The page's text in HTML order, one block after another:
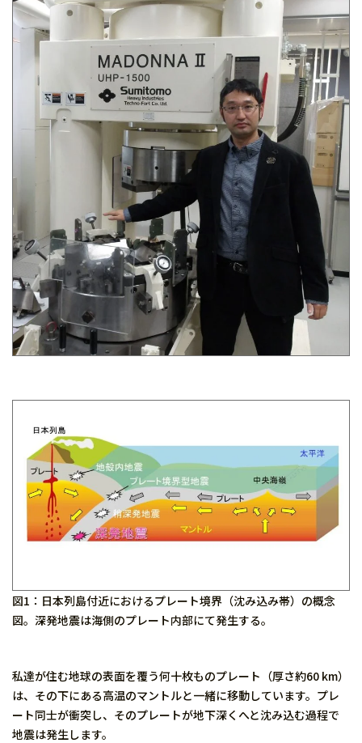
図1：日本列島付近におけるプレート境界（沈み込み帯）の概念
図。深発地震は海側のプレート内部にて発生する。
私達が住む地球の表面を覆う何十枚ものプレート（厚さ約60 km）
は、その下にある高温のマントルと一緒に移動しています。プレ
ート同士が衝突し、そのプレートが地下深くへと沈み込む過程で
地震は発生します。